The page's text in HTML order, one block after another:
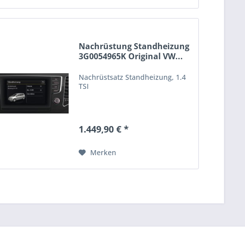
Nachrüstung Standheizung
3G0054965K Original VW...
Nachrüstsatz Standheizung, 1.4
TSI
1.449,90 € *
Merken